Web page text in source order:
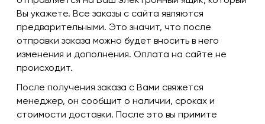
Вы укажете. Все заказы с сайта являются
предварительными. Это значит, что после
отправки заказа можно будет вносить в него
изменения и дополнения. Оплата на сайте не
происходит.
После получения заказа с Вами свяжется
менеджер, он сообщит о наличии, сроках и
стоимости доставки. После это вы примите